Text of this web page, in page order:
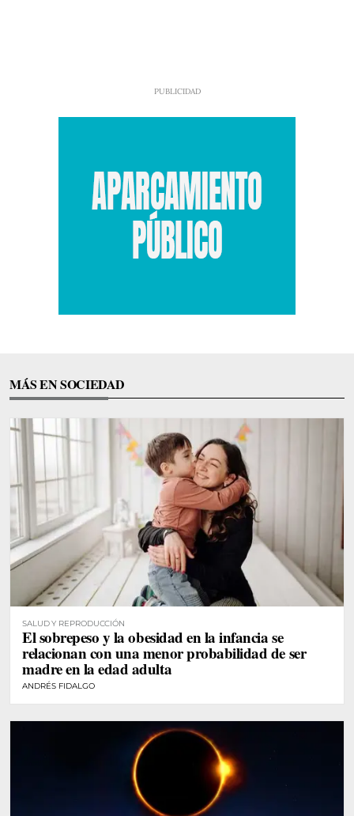
MÁS EN SOCIEDAD
SALUD Y REPRODUCCIÓN
El sobrepeso y la obesidad en la infancia se
relacionan con una menor probabilidad de ser
madre en la edad adulta
ANDRÉS FIDALGO